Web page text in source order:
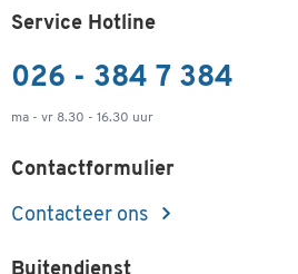
Service Hotline
026 - 384 7 384
ma - vr 8.30 - 16.30 uur
Contactformulier
Contacteer ons